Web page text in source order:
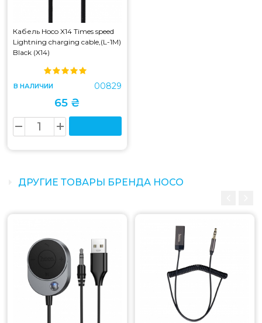
Кабель Hoco X14 Times speed
Lightning charging cable,(L-1M)
Black (X14)
В НАЛИЧИИ 00829
65 ₴
ДРУГИЕ ТОВАРЫ БРЕНДА HOCO